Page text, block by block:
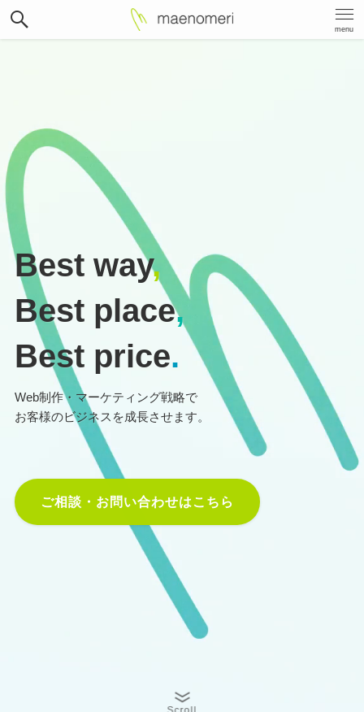
menu
Best way,
Best place,
Best price.
Web制作・マーケティング戦略で
お客様のビジネスを成長させます。
ご相談・お問い合わせはこちら